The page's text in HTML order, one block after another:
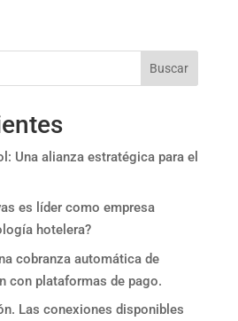
Buscar
Una alianza estratégica para el
es líder como empresa
hotelera?
cobranza automática de
con plataformas de pago.
Las conexiones disponibles